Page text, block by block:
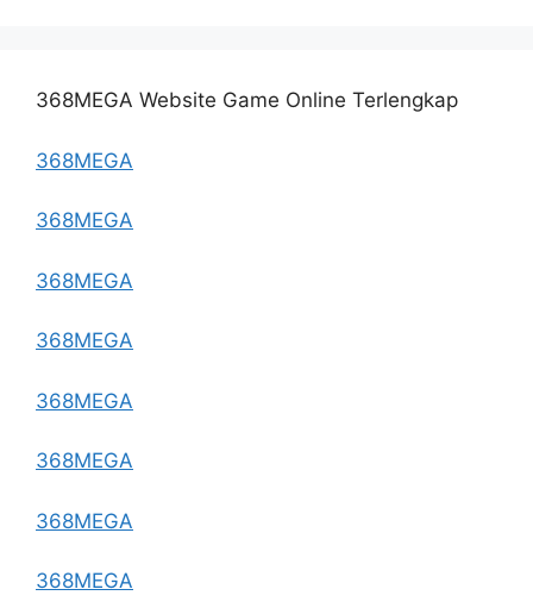
368MEGA Website Game Online Terlengkap
368MEGA
368MEGA
368MEGA
368MEGA
368MEGA
368MEGA
368MEGA
368MEGA